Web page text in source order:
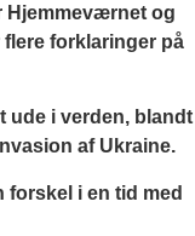
Hjemmeværnet og
flere forklaringer på
ude i verden, blandt
af Ukraine.
forskel i en tid med